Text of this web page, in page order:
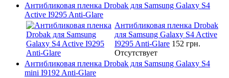
Антибликовая пленка Drobak для Samsung Galaxy S4
Active I9295 Anti-Glare
Антибликовая пленка Drobak
для Samsung Galaxy S4 Active
I9295 Anti-Glare 152 грн.
Отсутствует
Антибликовая пленка Drobak для Samsung Galaxy S4
mini I9192 Anti-Glare